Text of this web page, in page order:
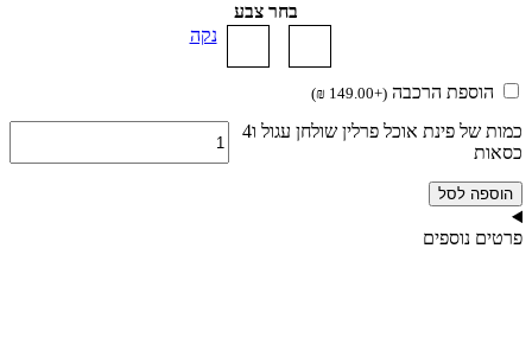
בחר צבע
נקה
הוספת הרכבה (
+
149.00
₪
)
כמות של פינת אוכל פרלין שולחן עגול ו4
כסאות
הוספה לסל
פרטים נוספים